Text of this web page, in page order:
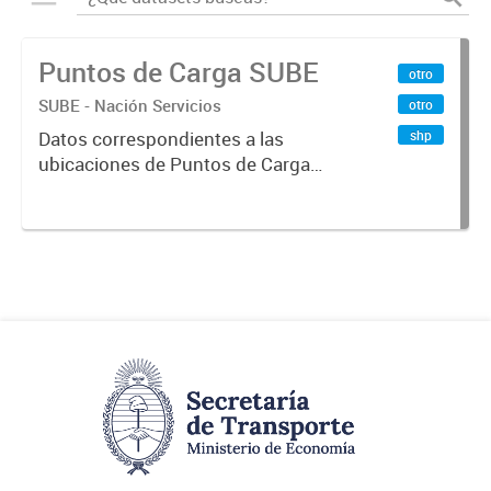
Puntos de Carga SUBE
SUBE - Nación Servicios
Datos correspondientes a las
ubicaciones de Puntos de Carga
otro
otro
shp